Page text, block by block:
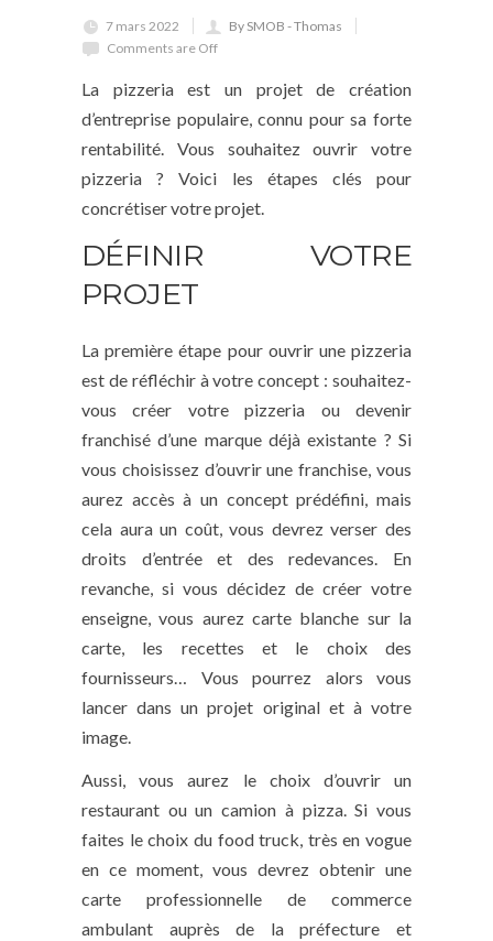
7 mars 2022
By SMOB - Thomas
Comments are Off
La pizzeria est un projet de création
d’entreprise populaire, connu pour sa forte
rentabilité. Vous souhaitez ouvrir votre
pizzeria ? Voici les étapes clés pour
concrétiser votre projet.
DÉFINIR VOTRE
PROJET
La première étape pour ouvrir une pizzeria
est de réfléchir à votre concept : souhaitez-
vous créer votre pizzeria ou devenir
franchisé d’une marque déjà existante ? Si
vous choisissez d’ouvrir une franchise, vous
aurez accès à un concept prédéfini, mais
cela aura un coût, vous devrez verser des
droits d’entrée et des redevances. En
revanche, si vous décidez de créer votre
enseigne, vous aurez carte blanche sur la
carte, les recettes et le choix des
fournisseurs… Vous pourrez alors vous
lancer dans un projet original et à votre
image.
Aussi, vous aurez le choix d’ouvrir un
restaurant ou un camion à pizza. Si vous
faites le choix du food truck, très en vogue
en ce moment, vous devrez obtenir une
carte professionnelle de commerce
ambulant auprès de la préfecture et